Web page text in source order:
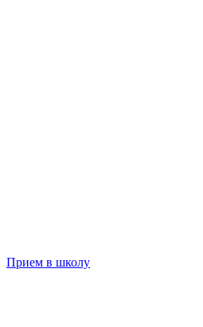
Прием в школу